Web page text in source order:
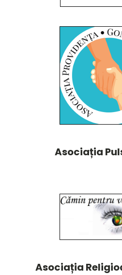
Asociația
Asociația